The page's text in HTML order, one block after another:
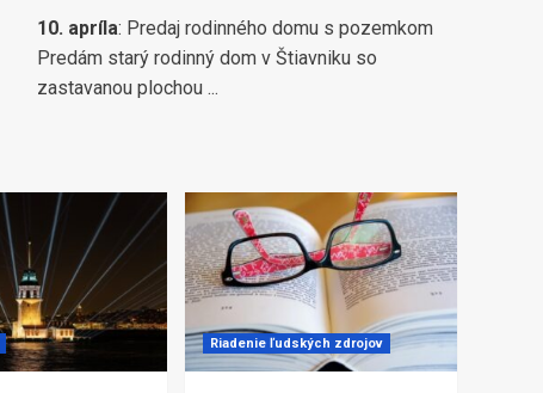
10. apríla: Predaj rodinného domu s pozemkom
Predám starý rodinný dom v Štiavniku so
zastavanou plochou ...
Riadenie ľudských zdrojov